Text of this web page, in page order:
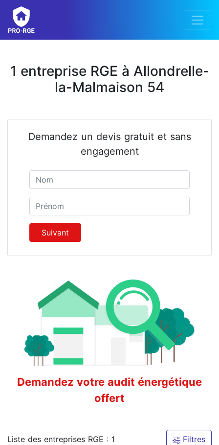
1 entreprise RGE à Allondrelle-
la-Malmaison 54
Demandez un devis gratuit et sans
engagement
Prénom
Suivant
Demandez votre audit énergétique
offert
Liste des entreprises RGE : 1 Filtres